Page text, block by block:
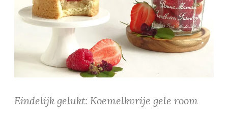
Eindelijk gelukt: Koemelkvrije gele room